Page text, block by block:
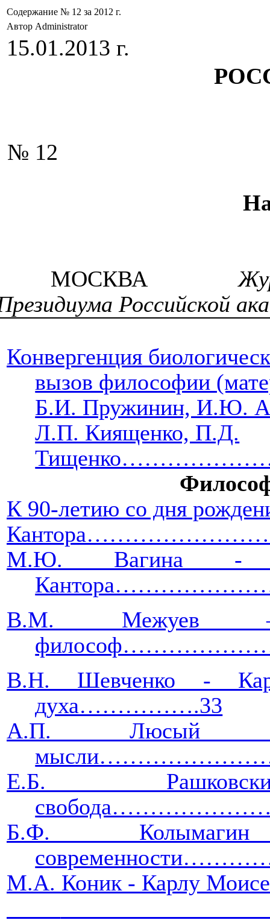
Содержание № 12 за 2012 г.
Автор Administrator
15.01.2013 г.
№ 12
МОСКВА
Российской
Конвергенция
вызов философии
Б.И. Пружинин, И.Ю.
Л.П. Киященко, П.Д.
К 90-летию со дня
М.Ю. Вагина -
В.М. Межуев
В.Н. Шевченко -
духа…………….33
А.П. Люсый -
Е.Б.
Б.Ф.
М.А. Коник - Карлу